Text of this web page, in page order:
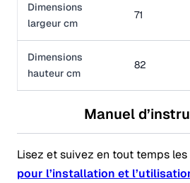
Dimensions
largeur cm
71
Dimensions
hauteur cm
82
Manuel
Lisez et suivez en tout temps
pour l’installation et